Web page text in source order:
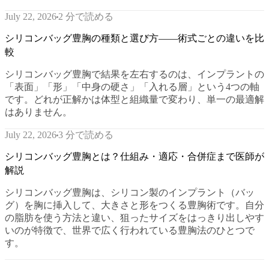
July 22, 2026 2 分で読める
シリコンバッグ豊胸の種類と選び方——術式ごとの違いを比
較
シリコンバッグ豊胸で結果を左右するのは、インプラントの
「表面」「形」「中身の硬さ」「入れる層」という4つの軸
です。どれが正解かは体型と組織量で変わり、単一の最適解
はありません。
July 22, 20263 分で読める
シリコンバッグ豊胸とは？仕組み・適応・合併症まで医師が
解説
シリコンバッグ豊胸は、シリコン製のインプラント（バッ
グ）を胸に挿入して、大きさと形をつくる豊胸術です。自分
の脂肪を使う方法と違い、狙ったサイズをはっきり出しやす
いのが特徴で、世界で広く行われている豊胸法のひとつで
す。